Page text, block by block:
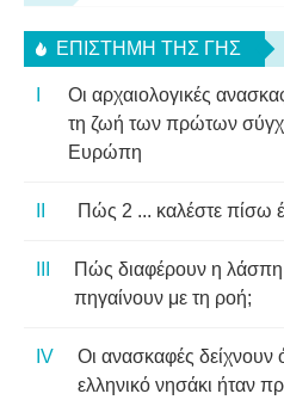
ΕΠΙΣΤΉΜΗ ΤΗΣ ΓΗΣ
Οι αρχαιολογικές
τη ζωή των πρώτων
Ευρώπη
Πώς 2 ... καλέστε πίσω
Πώς διαφέρουν η λάσπη
πηγαίνουν με τη ροή;
Οι ανασκαφές δείχνουν
ελληνικό νησάκι ήταν